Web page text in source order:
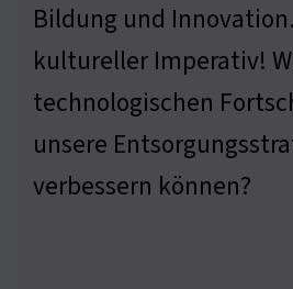
Bildung und
kultureller Imperativ!
technologischen
unsere
verbessern können?